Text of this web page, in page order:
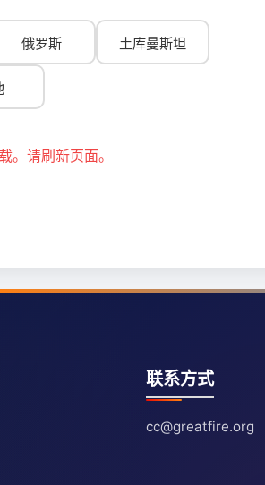
俄罗斯 土库曼斯坦
。请刷新页面。
联系方式
cc@greatfire.org